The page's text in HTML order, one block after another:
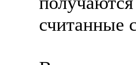
считанные